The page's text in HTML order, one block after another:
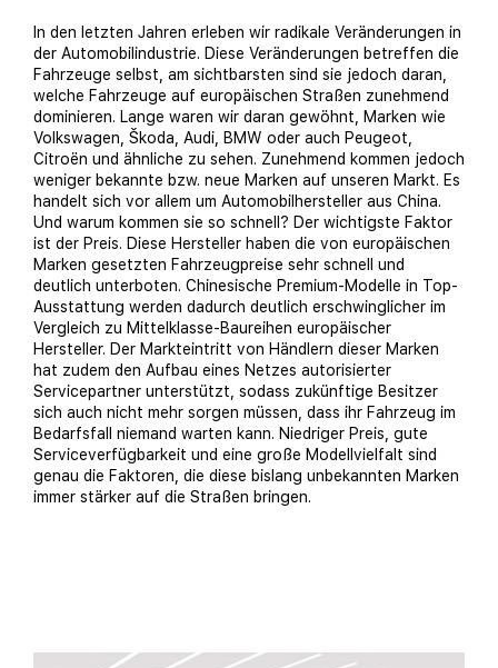
In den letzten Jahren erleben wir radikale Veränderungen in
der Automobilindustrie. Diese Veränderungen betreffen die
Fahrzeuge selbst, am sichtbarsten sind sie jedoch daran,
welche Fahrzeuge auf europäischen Straßen zunehmend
dominieren. Lange waren wir daran gewöhnt, Marken wie
Volkswagen, Škoda, Audi, BMW oder auch Peugeot,
Citroën und ähnliche zu sehen. Zunehmend kommen jedoch
weniger bekannte bzw. neue Marken auf unseren Markt. Es
handelt sich vor allem um Automobilhersteller aus China.
Und warum kommen sie so schnell? Der wichtigste Faktor
ist der Preis. Diese Hersteller haben die von europäischen
Marken gesetzten Fahrzeugpreise sehr schnell und
deutlich unterboten. Chinesische Premium-Modelle in Top-
Ausstattung werden dadurch deutlich erschwinglicher im
Vergleich zu Mittelklasse-Baureihen europäischer
Hersteller. Der Markteintritt von Händlern dieser Marken
hat zudem den Aufbau eines Netzes autorisierter
Servicepartner unterstützt, sodass zukünftige Besitzer
sich auch nicht mehr sorgen müssen, dass ihr Fahrzeug im
Bedarfsfall niemand warten kann. Niedriger Preis, gute
Serviceverfügbarkeit und eine große Modellvielfalt sind
genau die Faktoren, die diese bislang unbekannten Marken
immer stärker auf die Straßen bringen.